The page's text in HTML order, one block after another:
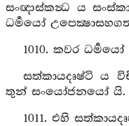
සංඥාස්කන්‍ධ ය
ධර්‍මයෝ
1010. කවර
සත්කායදෘෂ්ටි ය
තුන් සංයෝජනයෝ යි.
1011. එහි